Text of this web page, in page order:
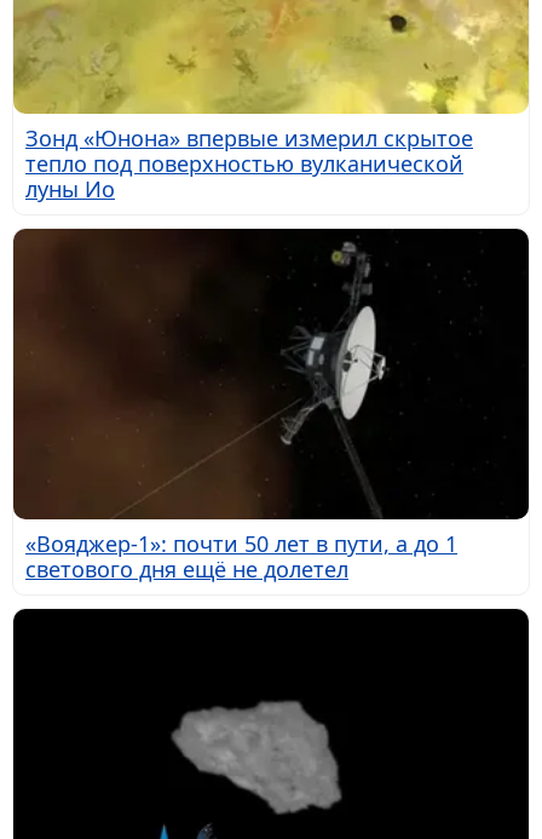
Зонд «Юнона» впервые измерил скрытое
тепло под поверхностью вулканической
луны Ио
«Вояджер-1»: почти 50 лет в пути, а до 1
светового дня ещё не долетел